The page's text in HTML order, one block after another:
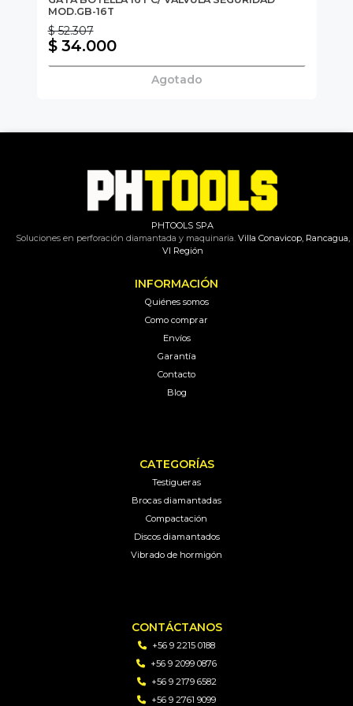
MOD.GB-16T
$ 52.307
$ 34.000
Agotado
PHTOOLS SPA
Soluciones en perforación diamantada y maquinaria. Villa Conavicop, Rancagua,
VI Región
INFORMACIÓN
Quiénes somos
Como comprar
Envíos
Garantía
Contacto
Blog
CATEGORÍAS
Testigueras
Brocas diamantadas
Compactación
Discos diamantados
Vibrado de hormigón
CONTÁCTANOS
+56 9 2215 0188
+56 9 2099 0876
+56 9 2179 6582
+56 9 2761 9099